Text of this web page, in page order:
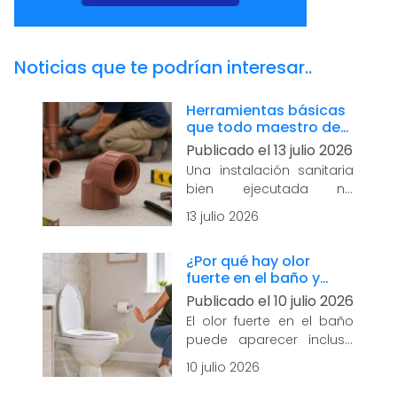
Noticias que te podrían interesar..
Herramientas básicas
que todo maestro de
obra debe tener para
instalaciones
sanitarias
Publicado el 13 julio 2026
Una instalación sanitaria
bien ejecutada no
depende únicamente de
la calidad de las tuberías
requiere herramientas
adecuadas para medir,
cortar, ensamblar y
verificar cada etapa del
trabajo. ...leer más
13 julio 2026
¿Por qué hay olor
fuerte en el baño y
cómo eliminarlo
rápidamente?
Publicado el 10 julio 2026
El olor fuerte en el baño
puede aparecer incluso
cuando todo parece
limpio. En muchos casos,
10 julio 2026